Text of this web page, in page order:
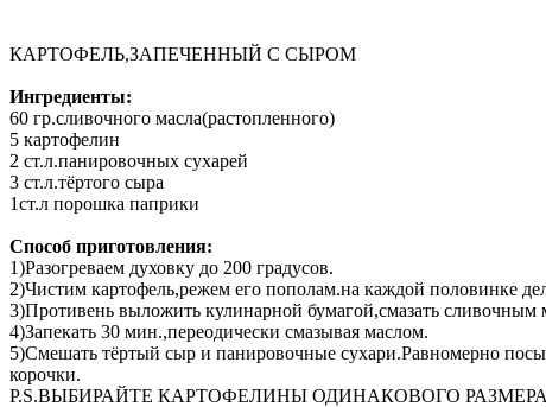
КАРТОФЕЛЬ,ЗАПЕЧЕННЫЙ С СЫРОМ
Ингредиенты:
60 гр.сливочного масла(растопленного)
5 картофелин
2 ст.л.панировочных сухарей
3 ст.л.тёртого сыра
1ст.л порошка паприки
Способ приготовления:
1)Разогреваем духовку до 200 градусов.
2)Чистим картофель,режем его пополам.на каждой половинке
3)Противень выложить кулинарной бумагой,смазать
4)Запекать 30 мин.,переодически смазывая маслом.
5)Смешать тёртый сыр и панировочные сухари.Равномерно
корочки.
Р.S.ВЫБИРАЙТЕ КАРТОФЕЛИНЫ ОДИНАКОВОГО